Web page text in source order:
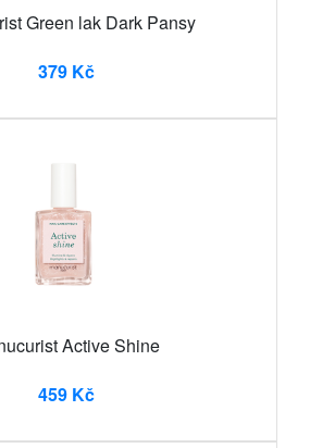
Green lak Dark Pansy
379 Kč
Active Shine
459 Kč